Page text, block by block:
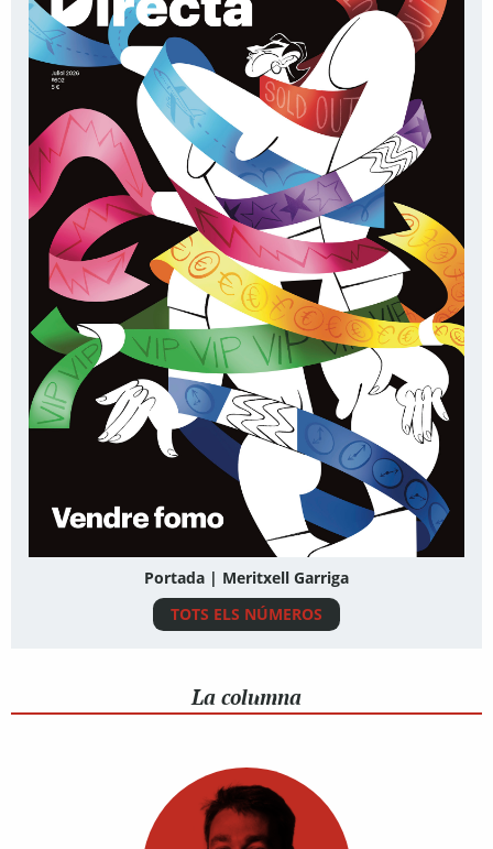
Portada | Meritxell Garriga
TOTS ELS NÚMEROS
La columna